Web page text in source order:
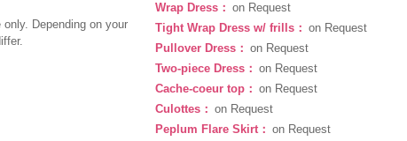
Depending on your
Wrap Dress： on Request
Tight Wrap Dress w/ frills： on Request
Pullover Dress： on Request
Two-piece Dress： on Request
Cache-coeur top： on Request
Culottes： on Request
Peplum Flare Skirt： on Request